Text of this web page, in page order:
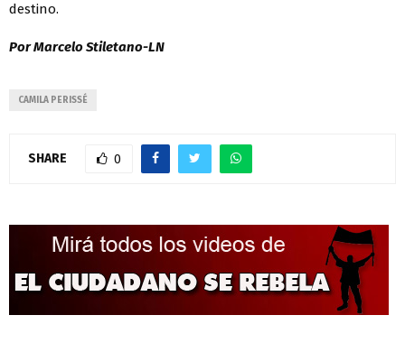
destino.
Por Marcelo Stiletano-LN
CAMILA PERISSÉ
SHARE 0